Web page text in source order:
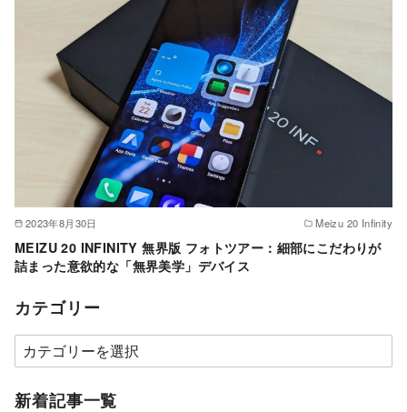
2023年8月30日 Meizu 20 Infinity
MEIZU 20 INFINITY 無界版 フォトツアー：細部にこだわりが
詰まった意欲的な「無界美学」デバイス
カテゴリー
カ
テ
ゴ
新着記事一覧